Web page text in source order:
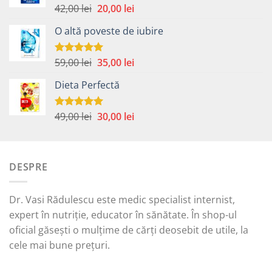
Evaluat la
42,00lei Prețul
a
fost:
42,00 lei.
20,00 leiPrețul
este:
O altă poveste de iubire
Evaluat la
59,00lei Prețul
a
fost:
59,00 lei.
35,00 leiPrețul
Dieta Perfectă
Evaluat la
49,00lei Prețul
30,00 leiPrețul
DESPRE
Dr. Vasi Rădulescu este medic specialist internist,
expert în nutriție, educator în sănătate. În shop-ul
oficial găsești o mulțime de cărți deosebit de utile, la
cele mai bune prețuri.